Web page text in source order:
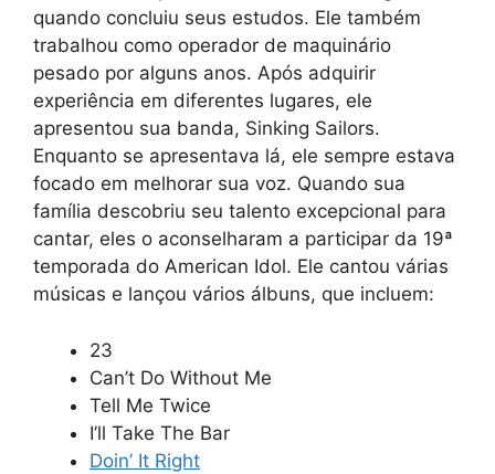
quando concluiu seus estudos. Ele também
trabalhou como operador de maquinário
pesado por alguns anos. Após adquirir
experiência em diferentes lugares, ele
apresentou sua banda, Sinking Sailors.
Enquanto se apresentava lá, ele sempre estava
focado em melhorar sua voz. Quando sua
família descobriu seu talento excepcional para
cantar, eles o aconselharam a participar da 19ª
temporada do American Idol. Ele cantou várias
músicas e lançou vários álbuns, que incluem:
23
Can’t Do Without Me
Tell Me Twice
I’ll Take The Bar
Doin’ It Right